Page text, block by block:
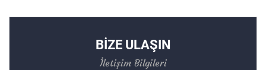
BİZE ULAŞIN
İletişim Bilgileri